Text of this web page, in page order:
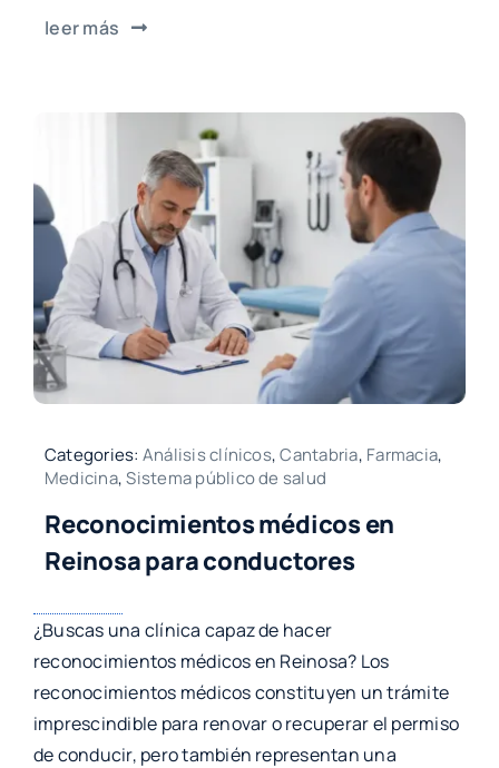
leer más
Categories: Análisis clínicos,Cantabria, Farmacia,
Medicina,Sistema público de salud
Reconocimientos médicos en
Reinosa para conductores
¿Buscas una clínica capaz de hacer
reconocimientos médicos en Reinosa? Los
reconocimientos médicos constituyen un trámite
imprescindible para renovar o recuperar el permiso
de conducir, pero también representan una